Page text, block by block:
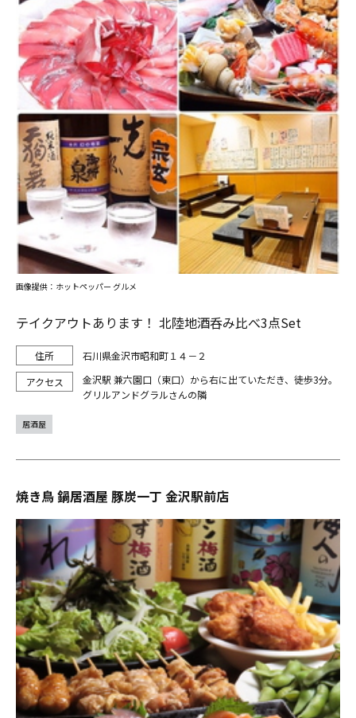
テイクアウトあります！ 北陸地酒呑み比べ3点Set
石川県金沢市昭和町１４－２
金沢駅 兼六園口（東口）から右に出ていただき、徒歩3分。
グリルアンドグラルさんの隣
画像提供：ホットペッパー グルメ
居酒屋
焼き鳥 鍋居酒屋 豚炭一丁 金沢駅前店